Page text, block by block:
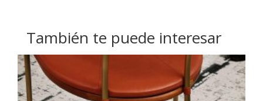
También te puede interesar